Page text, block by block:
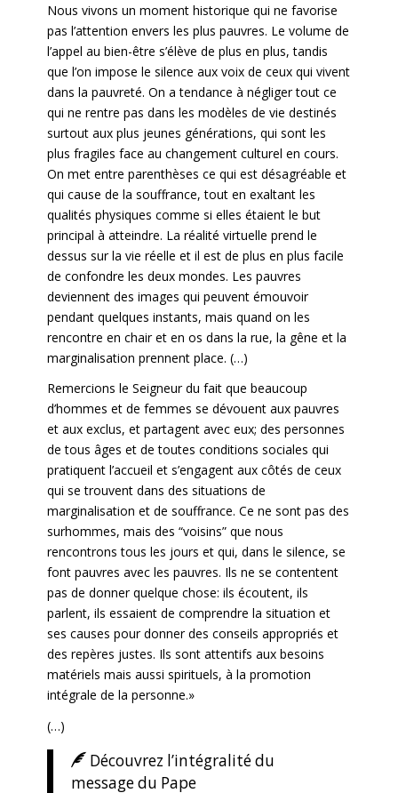
Nous vivons un moment historique qui ne favorise
pas l’attention envers les plus pauvres. Le volume de
l’appel au bien-être s’élève de plus en plus, tandis
que l’on impose le silence aux voix de ceux qui vivent
dans la pauvreté. On a tendance à négliger tout ce
qui ne rentre pas dans les modèles de vie destinés
surtout aux plus jeunes générations, qui sont les
plus fragiles face au changement culturel en cours.
On met entre parenthèses ce qui est désagréable et
qui cause de la souffrance, tout en exaltant les
qualités physiques comme si elles étaient le but
principal à atteindre. La réalité virtuelle prend le
dessus sur la vie réelle et il est de plus en plus facile
de confondre les deux mondes. Les pauvres
deviennent des images qui peuvent émouvoir
pendant quelques instants, mais quand on les
rencontre en chair et en os dans la rue, la gêne et la
marginalisation prennent place. (…)
Remercions le Seigneur du fait que beaucoup
d’hommes et de femmes se dévouent aux pauvres
et aux exclus, et partagent avec eux; des personnes
de tous âges et de toutes conditions sociales qui
pratiquent l’accueil et s’engagent aux côtés de ceux
qui se trouvent dans des situations de
marginalisation et de souffrance. Ce ne sont pas des
surhommes, mais des “voisins” que nous
rencontrons tous les jours et qui, dans le silence, se
font pauvres avec les pauvres. Ils ne se contentent
pas de donner quelque chose: ils écoutent, ils
parlent, ils essaient de comprendre la situation et
ses causes pour donner des conseils appropriés et
des repères justes. Ils sont attentifs aux besoins
matériels mais aussi spirituels, à la promotion
intégrale de la personne.»
(…)
Découvrez l’intégralité du
message du Pape